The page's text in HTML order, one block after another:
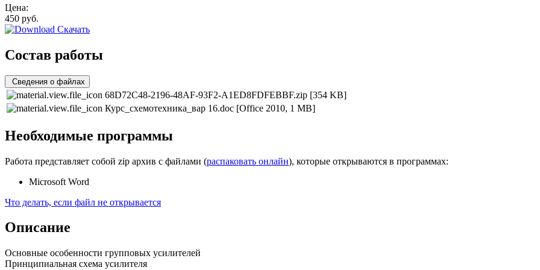
Цена:
450 руб.
Скачать
Состав работы
Сведения о файлах
68D72C48-2196-48AF-93F2-A1ED8FDFEBBF.zip [354 KB]
Курс_схемотехника_вар 16.doc [Office 2010, 1 MB]
Необходимые программы
Работа представляет собой zip архив с файлами (распаковать онлайн), которые открываются в программах:
Microsoft Word
Что делать, если файл не открывается
Описание
Основные особенности групповых усилителей
Принципиальная схема усилителя